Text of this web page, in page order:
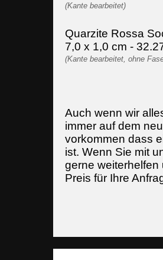
(Kante bearbeitet)
Quarzite Rossa
7,0 x 1,0 cm -
(Kante bearbeitet, ohne
Auch wenn wir
immer auf dem
vorkommen dass
ist. Wenn Sie mit
gerne
Preis für Ihre